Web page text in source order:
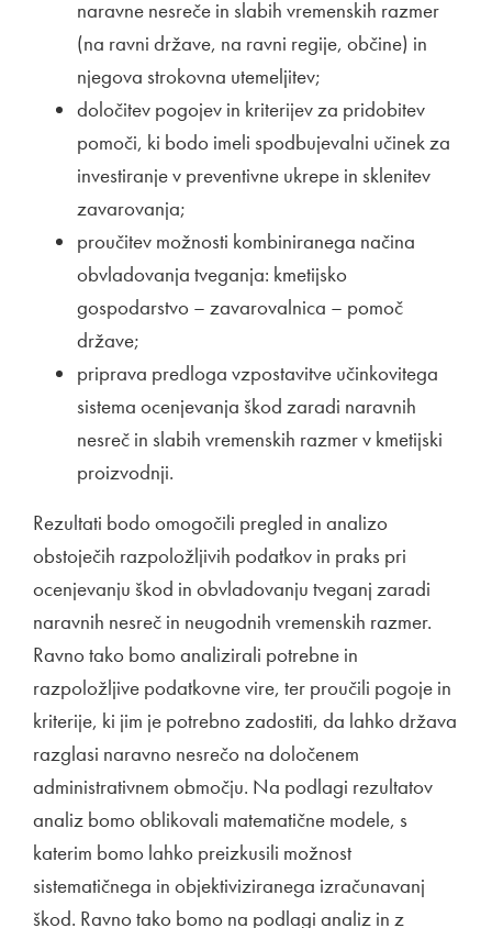
naravne nesreče in slabih vremenskih razmer
(na ravni države, na ravni regije, občine) in
njegova strokovna utemeljitev;
določitev pogojev in kriterijev za pridobitev
pomoči, ki bodo imeli spodbujevalni učinek za
investiranje v preventivne ukrepe in sklenitev
zavarovanja;
proučitev možnosti kombiniranega načina
obvladovanja tveganja: kmetijsko
gospodarstvo – zavarovalnica – pomoč
države;
priprava predloga vzpostavitve učinkovitega
sistema ocenjevanja škod zaradi naravnih
nesreč in slabih vremenskih razmer v kmetijski
proizvodnji.
Rezultati bodo omogočili pregled in analizo
obstoječih razpoložljivih podatkov in praks pri
ocenjevanju škod in obvladovanju tveganj zaradi
naravnih nesreč in neugodnih vremenskih razmer.
Ravno tako bomo analizirali potrebne in
razpoložljive podatkovne vire, ter proučili pogoje in
kriterije, ki jim je potrebno zadostiti, da lahko država
razglasi naravno nesrečo na določenem
administrativnem območju. Na podlagi rezultatov
analiz bomo oblikovali matematične modele, s
katerim bomo lahko preizkusili možnost
sistematičnega in objektiviziranega izračunavanj
škod. Ravno tako bomo na podlagi analiz in z